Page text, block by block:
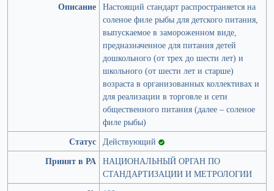
Описание Настоящий стандарт распространяется на
соленое филе рыбы для детского питания,
выпускаемое в замороженном виде,
предназначенное для питания детей
дошкольного (от трех до шести лет) и
школьного (от шести лет и старше)
возраста в организованных коллективах и
для реализации в торговле и сети
общественного питания (далее – соленое
филе рыбы)
Статус Действующий
Принят в РА НАЦИОНАЛЬНЫЙ ОРГАН ПО
СТАНДАРТИЗАЦИИ И МЕТРОЛОГИИ